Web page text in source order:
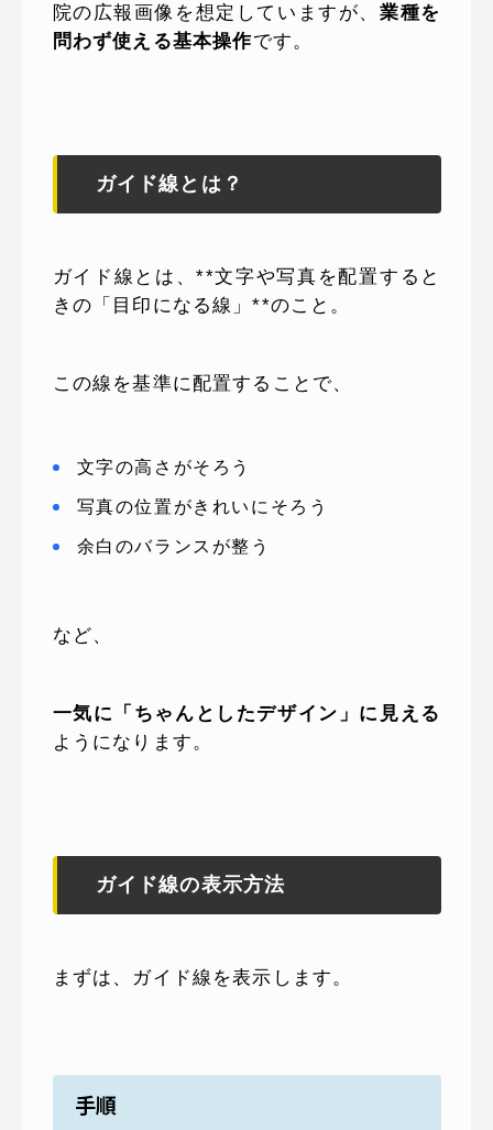
院の広報画像を想定していますが、業種を
問わず使える基本操作です。
ガイド線とは？
ガイド線とは、**文字や写真を配置すると
きの「目印になる線」**のこと。
この線を基準に配置することで、
文字の高さがそろう
写真の位置がきれいにそろう
余白のバランスが整う
など、
一気に「ちゃんとしたデザイン」に見える
ようになります。
ガイド線の表示方法
まずは、ガイド線を表示します。
手順